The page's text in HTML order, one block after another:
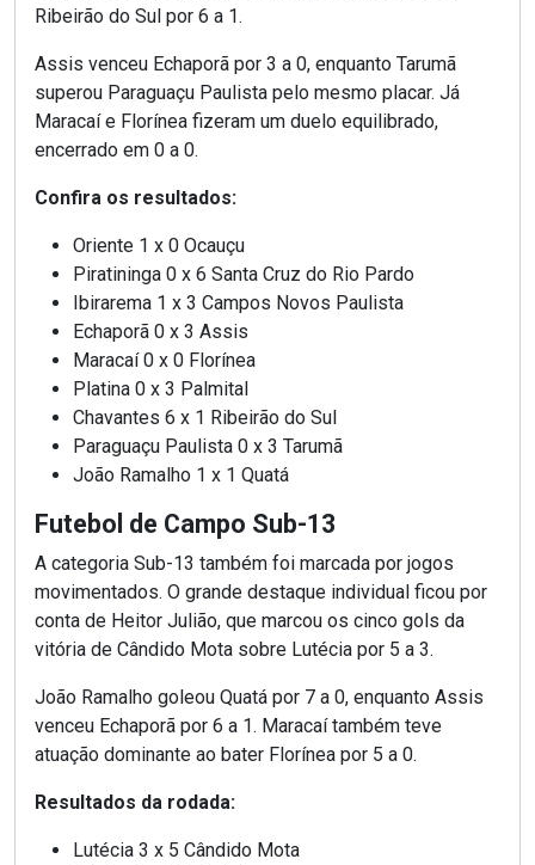
Ribeirão do Sul por 6 a 1.
Assis venceu Echaporã por 3 a 0, enquanto Tarumã
superou Paraguaçu Paulista pelo mesmo placar. Já
Maracaí e Florínea fizeram um duelo equilibrado,
encerrado em 0 a 0.
Confira os resultados:
Oriente 1 x 0 Ocauçu
Piratininga 0 x 6 Santa Cruz do Rio Pardo
Ibirarema 1 x 3 Campos Novos Paulista
Echaporã 0 x 3 Assis
Maracaí 0 x 0 Florínea
Platina 0 x 3 Palmital
Chavantes 6 x 1 Ribeirão do Sul
Paraguaçu Paulista 0 x 3 Tarumã
João Ramalho 1 x 1 Quatá
Futebol de Campo Sub-13
A categoria Sub-13 também foi marcada por jogos
movimentados. O grande destaque individual ficou por
conta de Heitor Julião, que marcou os cinco gols da
vitória de Cândido Mota sobre Lutécia por 5 a 3.
João Ramalho goleou Quatá por 7 a 0, enquanto Assis
venceu Echaporã por 6 a 1. Maracaí também teve
atuação dominante ao bater Florínea por 5 a 0.
Resultados da rodada:
Lutécia 3 x 5 Cândido Mota